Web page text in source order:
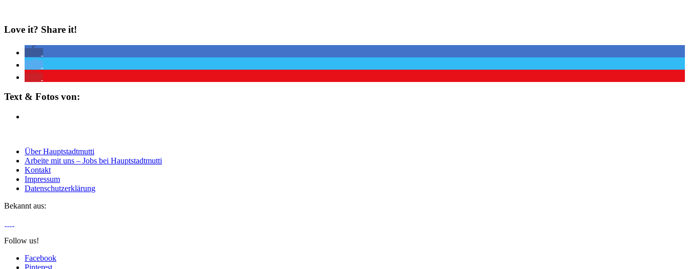
Love it? Share it!
Text & Fotos von:
Über Hauptstadtmutti
Arbeite mit uns – Jobs bei Hauptstadtmutti
Kontakt
Impressum
Datenschutzerklärung
Bekannt aus:
Follow us!
Facebook
Pinterest